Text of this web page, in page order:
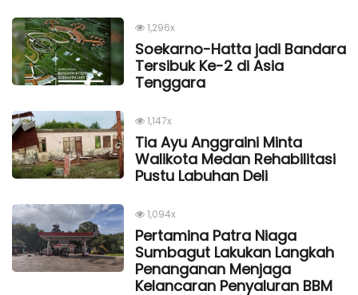
1,296x
Soekarno-Hatta jadi Bandara
Tersibuk Ke-2 di Asia
Tenggara
1,147x
Tia Ayu Anggraini Minta
Walikota Medan Rehabilitasi
Pustu Labuhan Deli
1,094x
Pertamina Patra Niaga
Sumbagut Lakukan Langkah
Penanganan Menjaga
Kelancaran Penyaluran BBM